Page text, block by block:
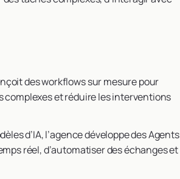
des workflows sur mesure pour
complexes et réduire les interventions
d’IA, l’agence développe des Agents
réel, d’automatiser des échanges et